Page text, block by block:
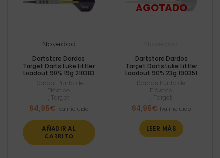
Novedad
Dartstore Dardos
Target Darts Luke Littler
Loadout 90% 19g 210383
Dardos Punta de
Plástico
Target
64,95€ Iva incluido
AÑADIR AL
CARRITO
Dartstore Dardos
Target Darts Luke Littler
Loadout 90% 23g 190351
Dardos Punta de
Plástico
Target
64,95€ Iva incluido
LEER MÁS